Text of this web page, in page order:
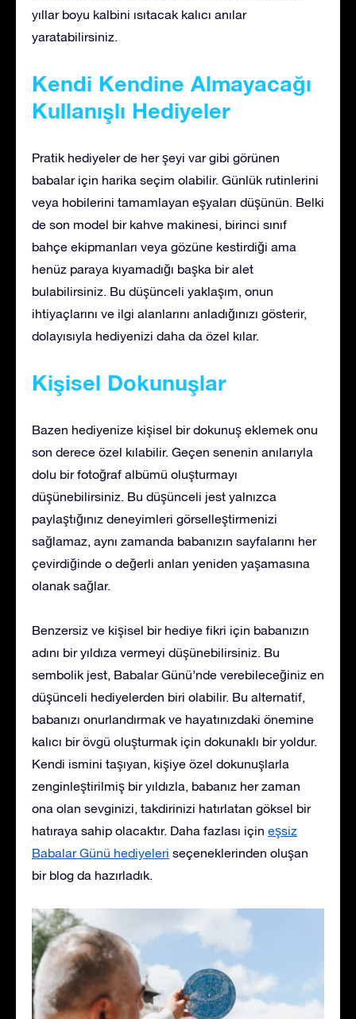
yıllar boyu kalbini ısıtacak kalıcı anılar
yaratabilirsiniz.
Kendi Kendine Almayacağı
Kullanışlı Hediyeler
Pratik hediyeler de her şeyi var gibi görünen
babalar için harika seçim olabilir. Günlük rutinlerini
veya hobilerini tamamlayan eşyaları düşünün. Belki
de son model bir kahve makinesi, birinci sınıf
bahçe ekipmanları veya gözüne kestirdiği ama
henüz paraya kıyamadığı başka bir alet
bulabilirsiniz. Bu düşünceli yaklaşım, onun
ihtiyaçlarını ve ilgi alanlarını anladığınızı gösterir,
dolayısıyla hediyenizi daha da özel kılar.
Kişisel Dokunuşlar
Bazen hediyenize kişisel bir dokunuş eklemek onu
son derece özel kılabilir. Geçen senenin anılarıyla
dolu bir fotoğraf albümü oluşturmayı
düşünebilirsiniz. Bu düşünceli jest yalnızca
paylaştığınız deneyimleri görselleştirmenizi
sağlamaz, aynı zamanda babanızın sayfalarını her
çevirdiğinde o değerli anları yeniden yaşamasına
olanak sağlar.
Benzersiz ve kişisel bir hediye fikri için babanızın
adını bir yıldıza vermeyi düşünebilirsiniz. Bu
sembolik jest, Babalar Günü’nde verebileceğiniz en
düşünceli hediyelerden biri olabilir. Bu alternatif,
babanızı onurlandırmak ve hayatınızdaki önemine
kalıcı bir övgü oluşturmak için dokunaklı bir yoldur.
Kendi ismini taşıyan, kişiye özel dokunuşlarla
zenginleştirilmiş bir yıldızla, babanız her zaman
ona olan sevginizi, takdirinizi hatırlatan göksel bir
hatıraya sahip olacaktır. Daha fazlası için eşsiz
Babalar Günü hediyeleri seçeneklerinden oluşan
bir blog da hazırladık.